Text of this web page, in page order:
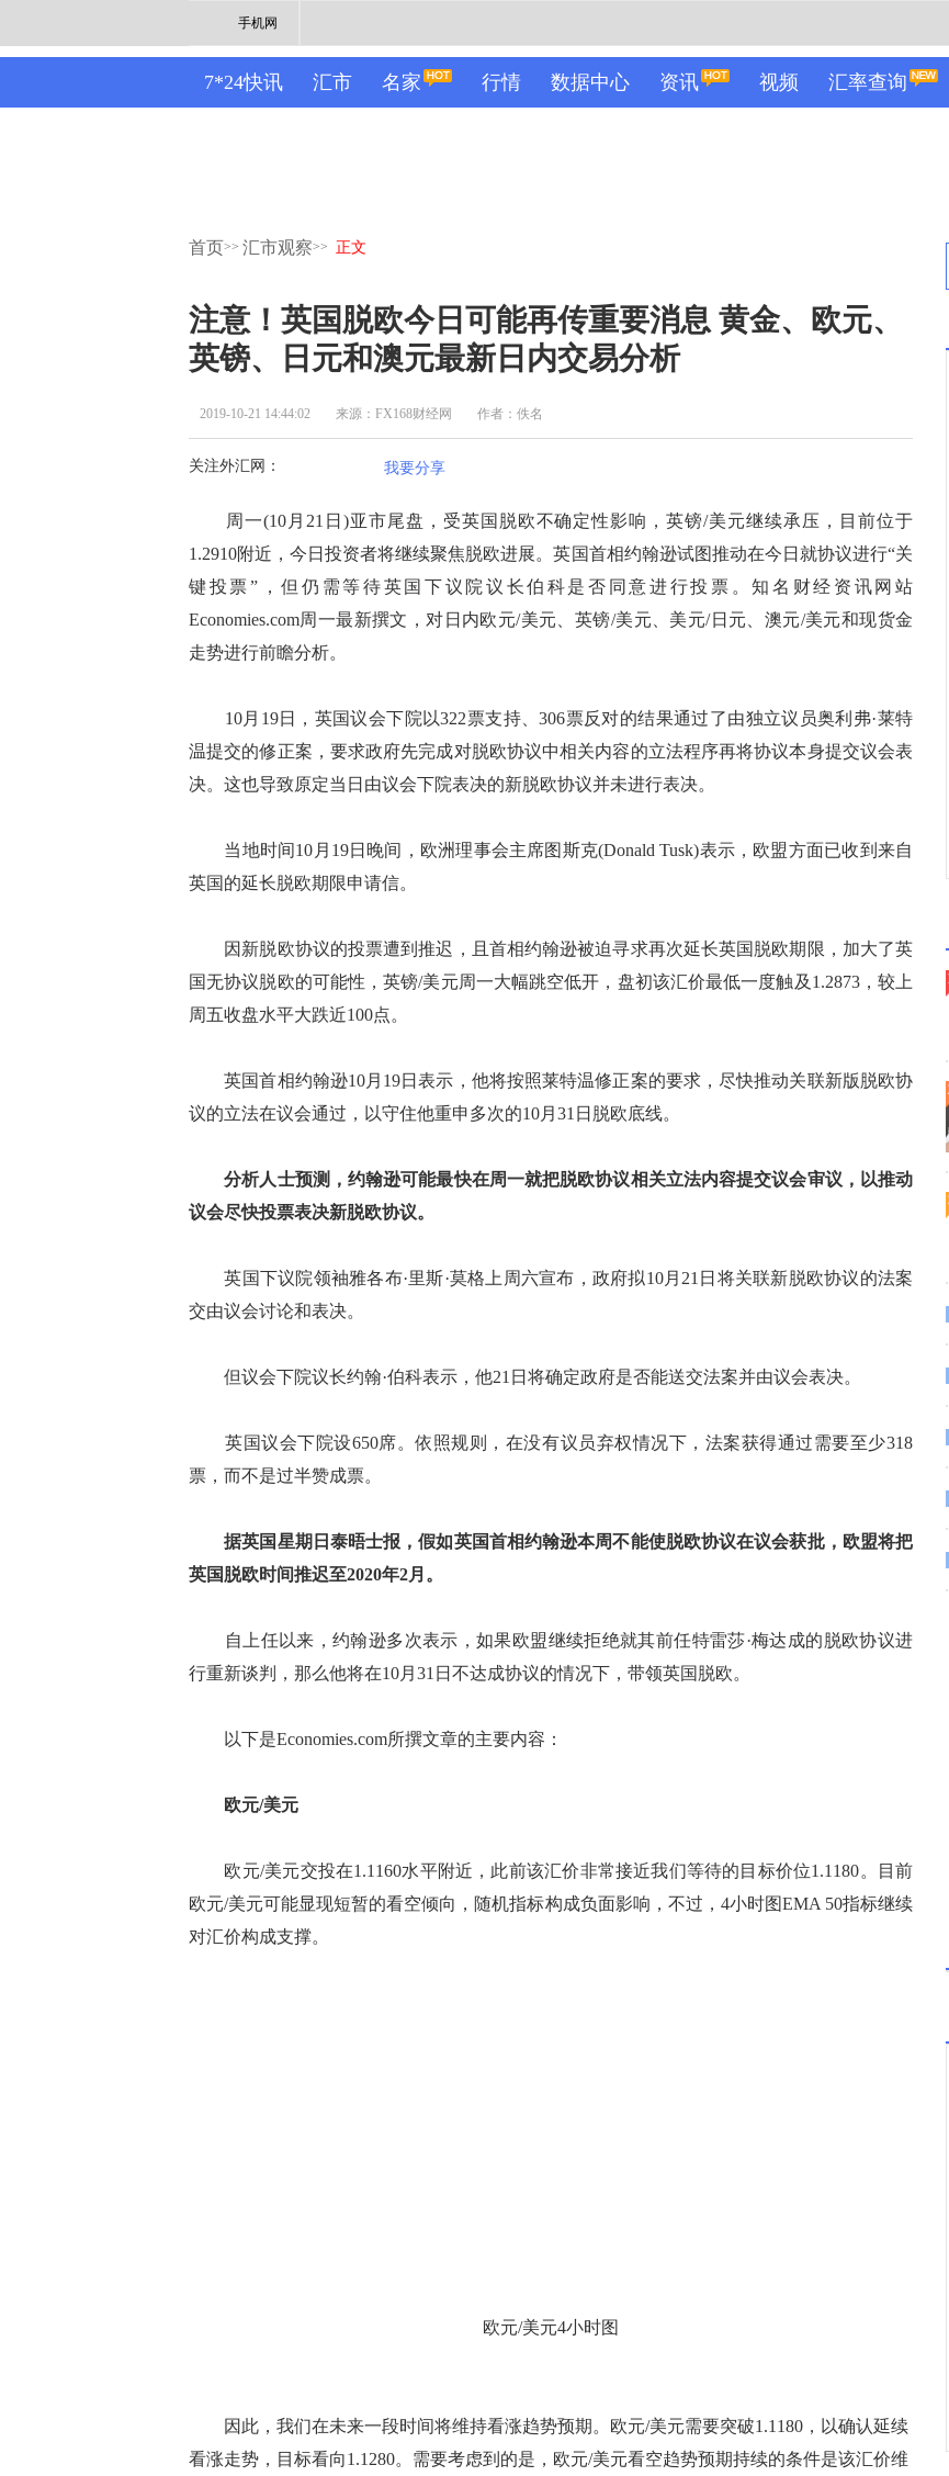
手机网
7*24快讯 汇市 名家 行情 数据中心 资讯 视频 汇率查询
首页>> 汇市观察>> 正文
注意！英国脱欧今日可能再传重要消息 黄金、欧元、
英镑、日元和澳元最新日内交易分析
2019-10-21 14:44:02 来源：FX168财经网 作者：佚名
关注外汇网： 我要分享
周一(10月21日)亚市尾盘，受英国脱欧不确定性影响，英镑/美元继续承压，目前位于
1.2910附近，今日投资者将继续聚焦脱欧进展。英国首相约翰逊试图推动在今日就协议进行“关
键投票”，但仍需等待英国下议院议长伯科是否同意进行投票。知名财经资讯网站
Economies.com周一最新撰文，对日内欧元/美元、英镑/美元、美元/日元、澳元/美元和现货金
走势进行前瞻分析。
10月19日，英国议会下院以322票支持、306票反对的结果通过了由独立议员奥利弗·莱特
温提交的修正案，要求政府先完成对脱欧协议中相关内容的立法程序再将协议本身提交议会表
决。这也导致原定当日由议会下院表决的新脱欧协议并未进行表决。
当地时间10月19日晚间，欧洲理事会主席图斯克(Donald Tusk)表示，欧盟方面已收到来自
英国的延长脱欧期限申请信。
因新脱欧协议的投票遭到推迟，且首相约翰逊被迫寻求再次延长英国脱欧期限，加大了英
国无协议脱欧的可能性，英镑/美元周一大幅跳空低开，盘初该汇价最低一度触及1.2873，较上
周五收盘水平大跌近100点。
英国首相约翰逊10月19日表示，他将按照莱特温修正案的要求，尽快推动关联新版脱欧协
议的立法在议会通过，以守住他重申多次的10月31日脱欧底线。
分析人士预测，约翰逊可能最快在周一就把脱欧协议相关立法内容提交议会审议，以推动
议会尽快投票表决新脱欧协议。
英国下议院领袖雅各布·里斯·莫格上周六宣布，政府拟10月21日将关联新脱欧协议的法案
交由议会讨论和表决。
但议会下院议长约翰·伯科表示，他21日将确定政府是否能送交法案并由议会表决。
英国议会下院设650席。依照规则，在没有议员弃权情况下，法案获得通过需要至少318
票，而不是过半赞成票。
据英国星期日泰晤士报，假如英国首相约翰逊本周不能使脱欧协议在议会获批，欧盟将把
英国脱欧时间推迟至2020年2月。
自上任以来，约翰逊多次表示，如果欧盟继续拒绝就其前任特雷莎·梅达成的脱欧协议进
行重新谈判，那么他将在10月31日不达成协议的情况下，带领英国脱欧。
以下是Economies.com所撰文章的主要内容：
欧元/美元
欧元/美元交投在1.1160水平附近，此前该汇价非常接近我们等待的目标价位1.1180。目前
欧元/美元可能显现短暂的看空倾向，随机指标构成负面影响，不过，4小时图EMA 50指标继续
对汇价构成支撑。
欧元/美元4小时图
因此，我们在未来一段时间将维持看涨趋势预期。欧元/美元需要突破1.1180，以确认延续
看涨走势，目标看向1.1280。需要考虑到的是，欧元/美元看空趋势预期持续的条件是该汇价维